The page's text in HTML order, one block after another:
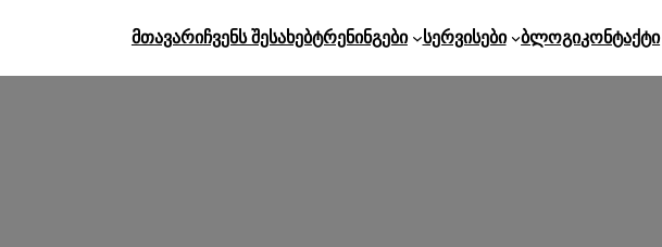
ᲛთავარიᲩვენს ᲨესახებᲢრენინგები Სერვისები ᲑლოგიᲙონტაქტი